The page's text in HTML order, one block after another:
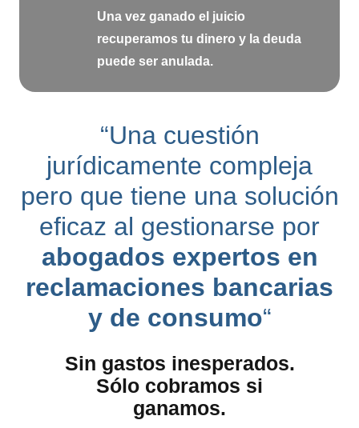
Una vez ganado el juicio
recuperamos tu dinero y la deuda
puede ser anulada.
“Una cuestión
jurídicamente compleja
pero que tiene una solución
eficaz al gestionarse por
abogados expertos en
reclamaciones bancarias
y de consumo“
Sin gastos inesperados.
Sólo cobramos si
ganamos.